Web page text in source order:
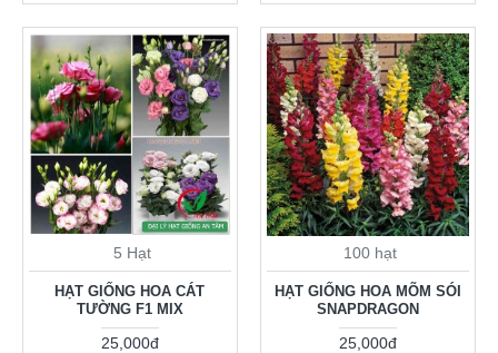
5 Hạt
HẠT GIỐNG HOA CÁT
TƯỜNG F1 MIX
25,000đ
100 hạt
HẠT GIỐNG HOA MÕM SÓI
SNAPDRAGON
25,000đ